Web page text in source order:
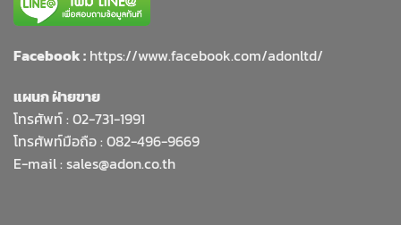
Facebook : https://www.facebook.com/adonltd/
แผนก ฝ่ายขาย
โทรศัพท์ : 02-731-1991
โทรศัพท์มือถือ : 082-496-9669
E-mail : sales@adon.co.th